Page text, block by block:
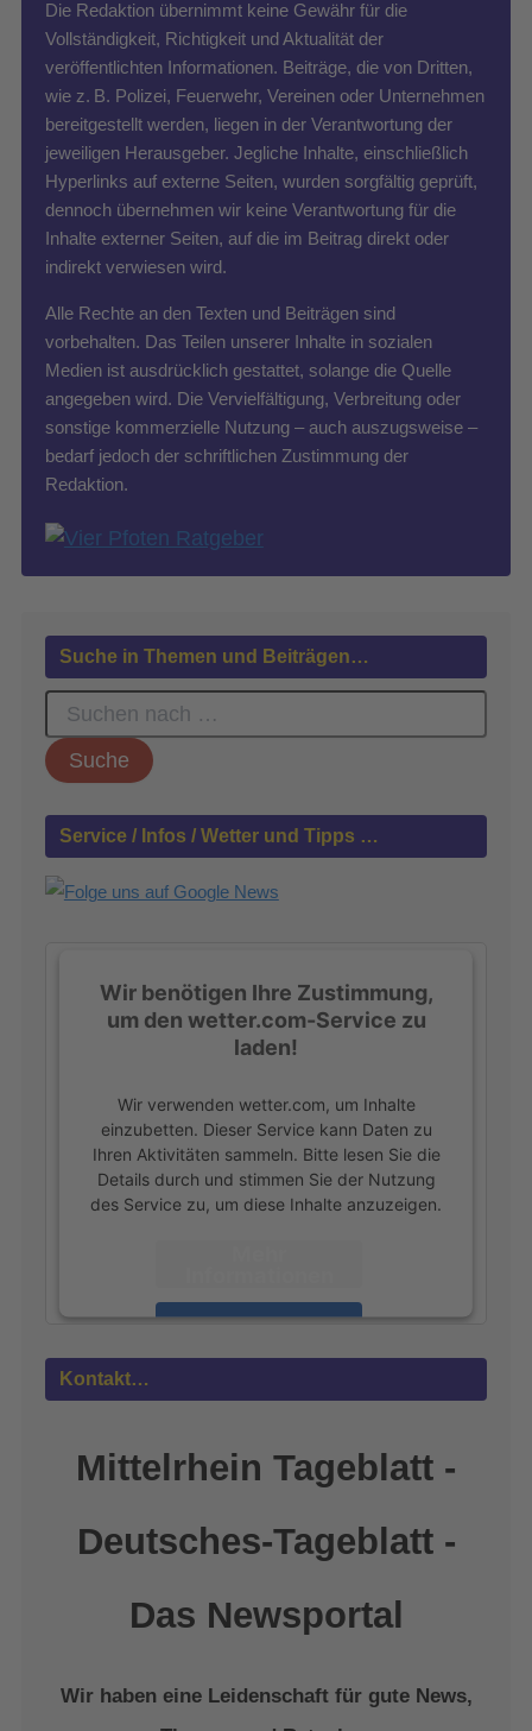
Die Redaktion übernimmt keine Gewähr für die
Vollständigkeit, Richtigkeit und Aktualität der
veröffentlichten Informationen. Beiträge, die von Dritten,
wie z. B. Polizei, Feuerwehr, Vereinen oder Unternehmen
bereitgestellt werden, liegen in der Verantwortung der
jeweiligen Herausgeber. Jegliche Inhalte, einschließlich
Hyperlinks auf externe Seiten, wurden sorgfältig geprüft,
dennoch übernehmen wir keine Verantwortung für die
Inhalte externer Seiten, auf die im Beitrag direkt oder
indirekt verwiesen wird.
Alle Rechte an den Texten und Beiträgen sind
vorbehalten. Das Teilen unserer Inhalte in sozialen
Medien ist ausdrücklich gestattet, solange die Quelle
angegeben wird. Die Vervielfältigung, Verbreitung oder
sonstige kommerzielle Nutzung – auch auszugsweise –
bedarf jedoch der schriftlichen Zustimmung der
Redaktion.
Suche in Themen und Beiträgen…
c
h
n
c
Service / Infos / Wetter und Tipps …
Wir benötigen Ihre Zustimmung,
um den wetter.com-Service zu
laden!
Wir verwenden wetter.com, um Inhalte
einzubetten. Dieser Service kann Daten zu
Ihren Aktivitäten sammeln. Bitte lesen Sie die
Details durch und stimmen Sie der Nutzung
des Service zu, um diese Inhalte anzuzeigen.
Akzeptieren
Kontakt…
Mittelrhein Tageblatt -
Deutsches-Tageblatt -
Das Newsportal
Wir haben eine Leidenschaft für gute News,